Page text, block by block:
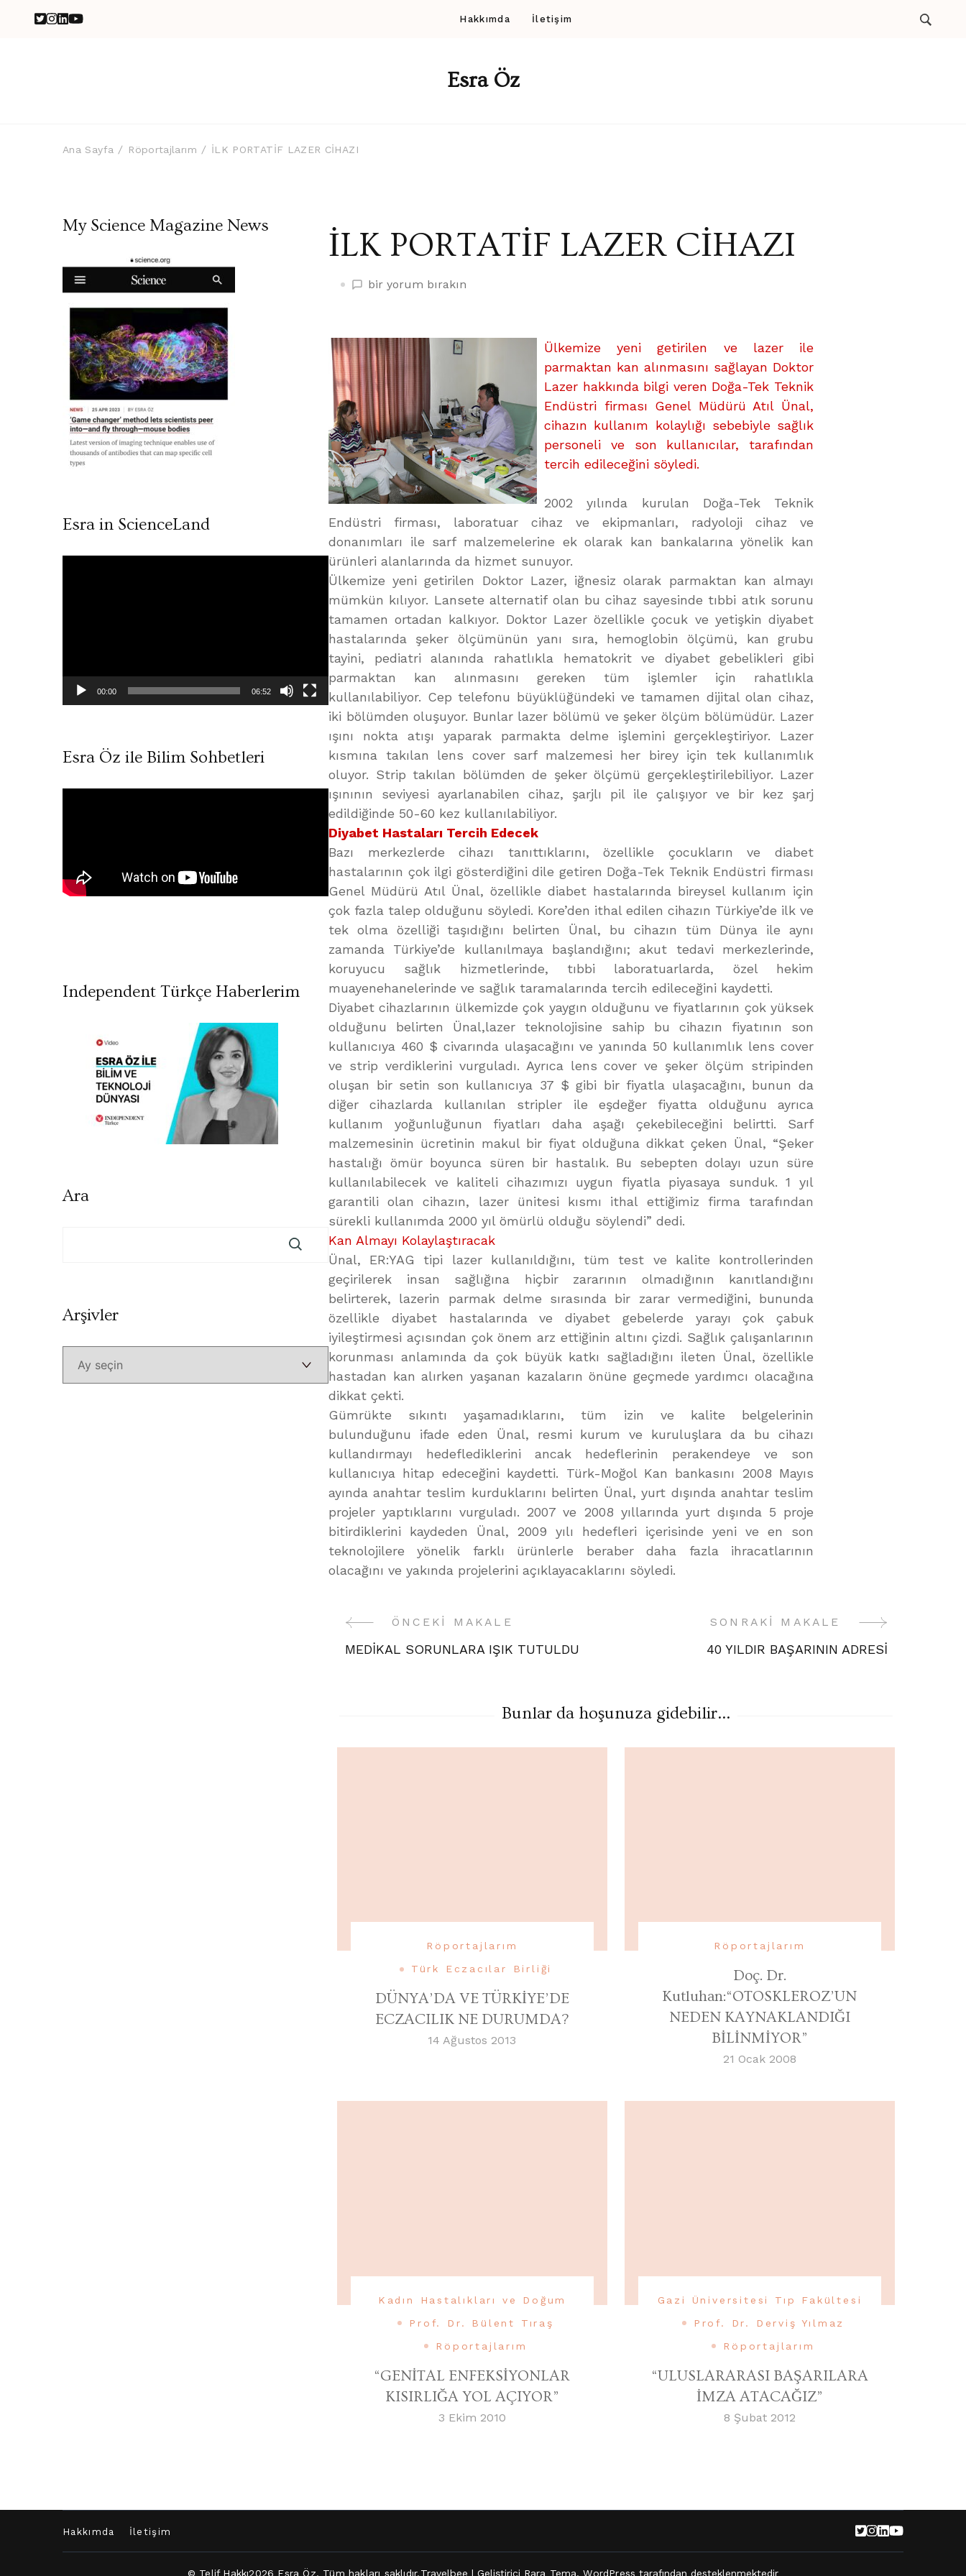
Hakkımda İletişim
Esra Öz
Ana Sayfa Röportajlarım İLK PORTATİF LAZER CİHAZI
İLK PORTATİF LAZER CİHAZI
İLK
CİHAZI
üzerine
bir yorum bırakın
Ülkemize yeni getirilen ve lazer ile
parmaktan kan alınmasını sağlayan Doktor
Lazer hakkında bilgi veren Doğa-Tek Teknik
Endüstri firması Genel Müdürü Atıl Ünal,
cihazın kullanım kolaylığı sebebiyle sağlık
personeli ve son kullanıcılar, tarafından
tercih edileceğini söyledi.
2002 yılında kurulan Doğa-Tek Teknik
Endüstri firması, laboratuar cihaz ve ekipmanları, radyoloji cihaz ve
donanımları ile sarf malzemelerine ek olarak kan bankalarına yönelik kan
ürünleri alanlarında da hizmet sunuyor.
Ülkemize yeni getirilen Doktor Lazer, iğnesiz olarak parmaktan kan almayı
mümkün kılıyor. Lansete alternatif olan bu cihaz sayesinde tıbbi atık sorunu
tamamen ortadan kalkıyor. Doktor Lazer özellikle çocuk ve yetişkin diyabet
hastalarında şeker ölçümünün yanı sıra, hemoglobin ölçümü, kan grubu
tayini, pediatri alanında rahatlıkla hematokrit ve diyabet gebelikleri gibi
parmaktan kan alınmasını gereken tüm işlemler için rahatlıkla
kullanılabiliyor. Cep telefonu büyüklüğündeki ve tamamen dijital olan cihaz,
iki bölümden oluşuyor. Bunlar lazer bölümü ve şeker ölçüm bölümüdür. Lazer
ışını nokta atışı yaparak parmakta delme işlemini gerçekleştiriyor. Lazer
kısmına takılan lens cover sarf malzemesi her birey için tek kullanımlık
oluyor. Strip takılan bölümden de şeker ölçümü gerçekleştirilebiliyor. Lazer
ışınının seviyesi ayarlanabilen cihaz, şarjlı pil ile çalışıyor ve bir kez şarj
edildiğinde 50-60 kez kullanılabiliyor.
Diyabet Hastaları Tercih Edecek
Bazı merkezlerde cihazı tanıttıklarını, özellikle çocukların ve diabet
hastalarının çok ilgi gösterdiğini dile getiren Doğa-Tek Teknik Endüstri firması
Genel Müdürü Atıl Ünal, özellikle diabet hastalarında bireysel kullanım için
çok fazla talep olduğunu söyledi. Kore’den ithal edilen cihazın Türkiye’de ilk ve
tek olma özelliği taşıdığını belirten Ünal, bu cihazın tüm Dünya ile aynı
zamanda Türkiye’de kullanılmaya başlandığını; akut tedavi merkezlerinde,
koruyucu sağlık hizmetlerinde, tıbbi laboratuarlarda, özel hekim
muayenehanelerinde ve sağlık taramalarında tercih edileceğini kaydetti.
Diyabet cihazlarının ülkemizde çok yaygın olduğunu ve fiyatlarının çok yüksek
olduğunu belirten Ünal,lazer teknolojisine sahip bu cihazın fiyatının son
kullanıcıya 460 $ civarında ulaşacağını ve yanında 50 kullanımlık lens cover
ve strip verdiklerini vurguladı. Ayrıca lens cover ve şeker ölçüm stripinden
oluşan bir setin son kullanıcıya 37 $ gibi bir fiyatla ulaşacağını, bunun da
diğer cihazlarda kullanılan stripler ile eşdeğer fiyatta olduğunu ayrıca
kullanım yoğunluğunun fiyatları daha aşağı çekebileceğini belirtti. Sarf
malzemesinin ücretinin makul bir fiyat olduğuna dikkat çeken Ünal, “Şeker
hastalığı ömür boyunca süren bir hastalık. Bu sebepten dolayı uzun süre
kullanılabilecek ve kaliteli cihazımızı uygun fiyatla piyasaya sunduk. 1 yıl
garantili olan cihazın, lazer ünitesi kısmı ithal ettiğimiz firma tarafından
sürekli kullanımda 2000 yıl ömürlü olduğu söylendi” dedi.
Kan Almayı Kolaylaştıracak
Ünal, ER:YAG tipi lazer kullanıldığını, tüm test ve kalite kontrollerinden
geçirilerek insan sağlığına hiçbir zararının olmadığının kanıtlandığını
belirterek, lazerin parmak delme sırasında bir zarar vermediğini, bununda
özellikle diyabet hastalarında ve diyabet gebelerde yarayı çok çabuk
iyileştirmesi açısından çok önem arz ettiğinin altını çizdi. Sağlık çalışanlarının
korunması anlamında da çok büyük katkı sağladığını ileten Ünal, özellikle
hastadan kan alırken yaşanan kazaların önüne geçmede yardımcı olacağına
dikkat çekti.
Gümrükte sıkıntı yaşamadıklarını, tüm izin ve kalite belgelerinin
bulunduğunu ifade eden Ünal, resmi kurum ve kuruluşlara da bu cihazı
kullandırmayı hedeflediklerini ancak hedeflerinin perakendeye ve son
kullanıcıya hitap edeceğini kaydetti. Türk-Moğol Kan bankasını 2008 Mayıs
ayında anahtar teslim kurduklarını belirten Ünal, yurt dışında anahtar teslim
projeler yaptıklarını vurguladı. 2007 ve 2008 yıllarında yurt dışında 5 proje
bitirdiklerini kaydeden Ünal, 2009 yılı hedefleri içerisinde yeni ve en son
teknolojilere yönelik farklı ürünlerle beraber daha fazla ihracatlarının
olacağını ve yakında projelerini açıklayacaklarını söyledi.
YazıÖNCEKI MAKALE
MEDİKAL SORUNLARA IŞIK TUTULDU
SONRAKI MAKALE
40 YILDIR BAŞARININ ADRESİ
Bunlar da hoşunuza gidebilir...
Röportajlarım
Türk Eczacılar Birliği
DÜNYA’DA VE TÜRKİYE’DE
ECZACILIK NE DURUMDA?
14 Ağustos 2013
Röportajlarım
Doç. Dr.
Kutluhan:“OTOSKLEROZ’UN
NEDEN KAYNAKLANDIĞI
BİLİNMİYOR”
21 Ocak 2008
Kadın Hastalıkları ve Doğum
Prof. Dr. Bülent Tıraş
Röportajlarım
“GENİTAL ENFEKSİYONLAR
KISIRLIĞA YOL AÇIYOR”
3 Ekim 2010
Gazi Üniversitesi Tıp Fakültesi
Prof. Dr. Derviş Yılmaz
Röportajlarım
“ULUSLARARASI BAŞARILARA
İMZA ATACAĞIZ”
8 Şubat 2012
My Science Magazine News
Esra in ScienceLand
00:00 06:52
Esra Öz ile Bilim Sohbetleri
Independent Türkçe Haberlerim
Ara
ArşivlerArşivler
Hakkımda İletişim
© Telif Hakkı2026 Esra Öz. Tüm hakları saklıdır.Travelbee | Geliştirici Rara Tema.WordPress tarafından desteklenmektedir